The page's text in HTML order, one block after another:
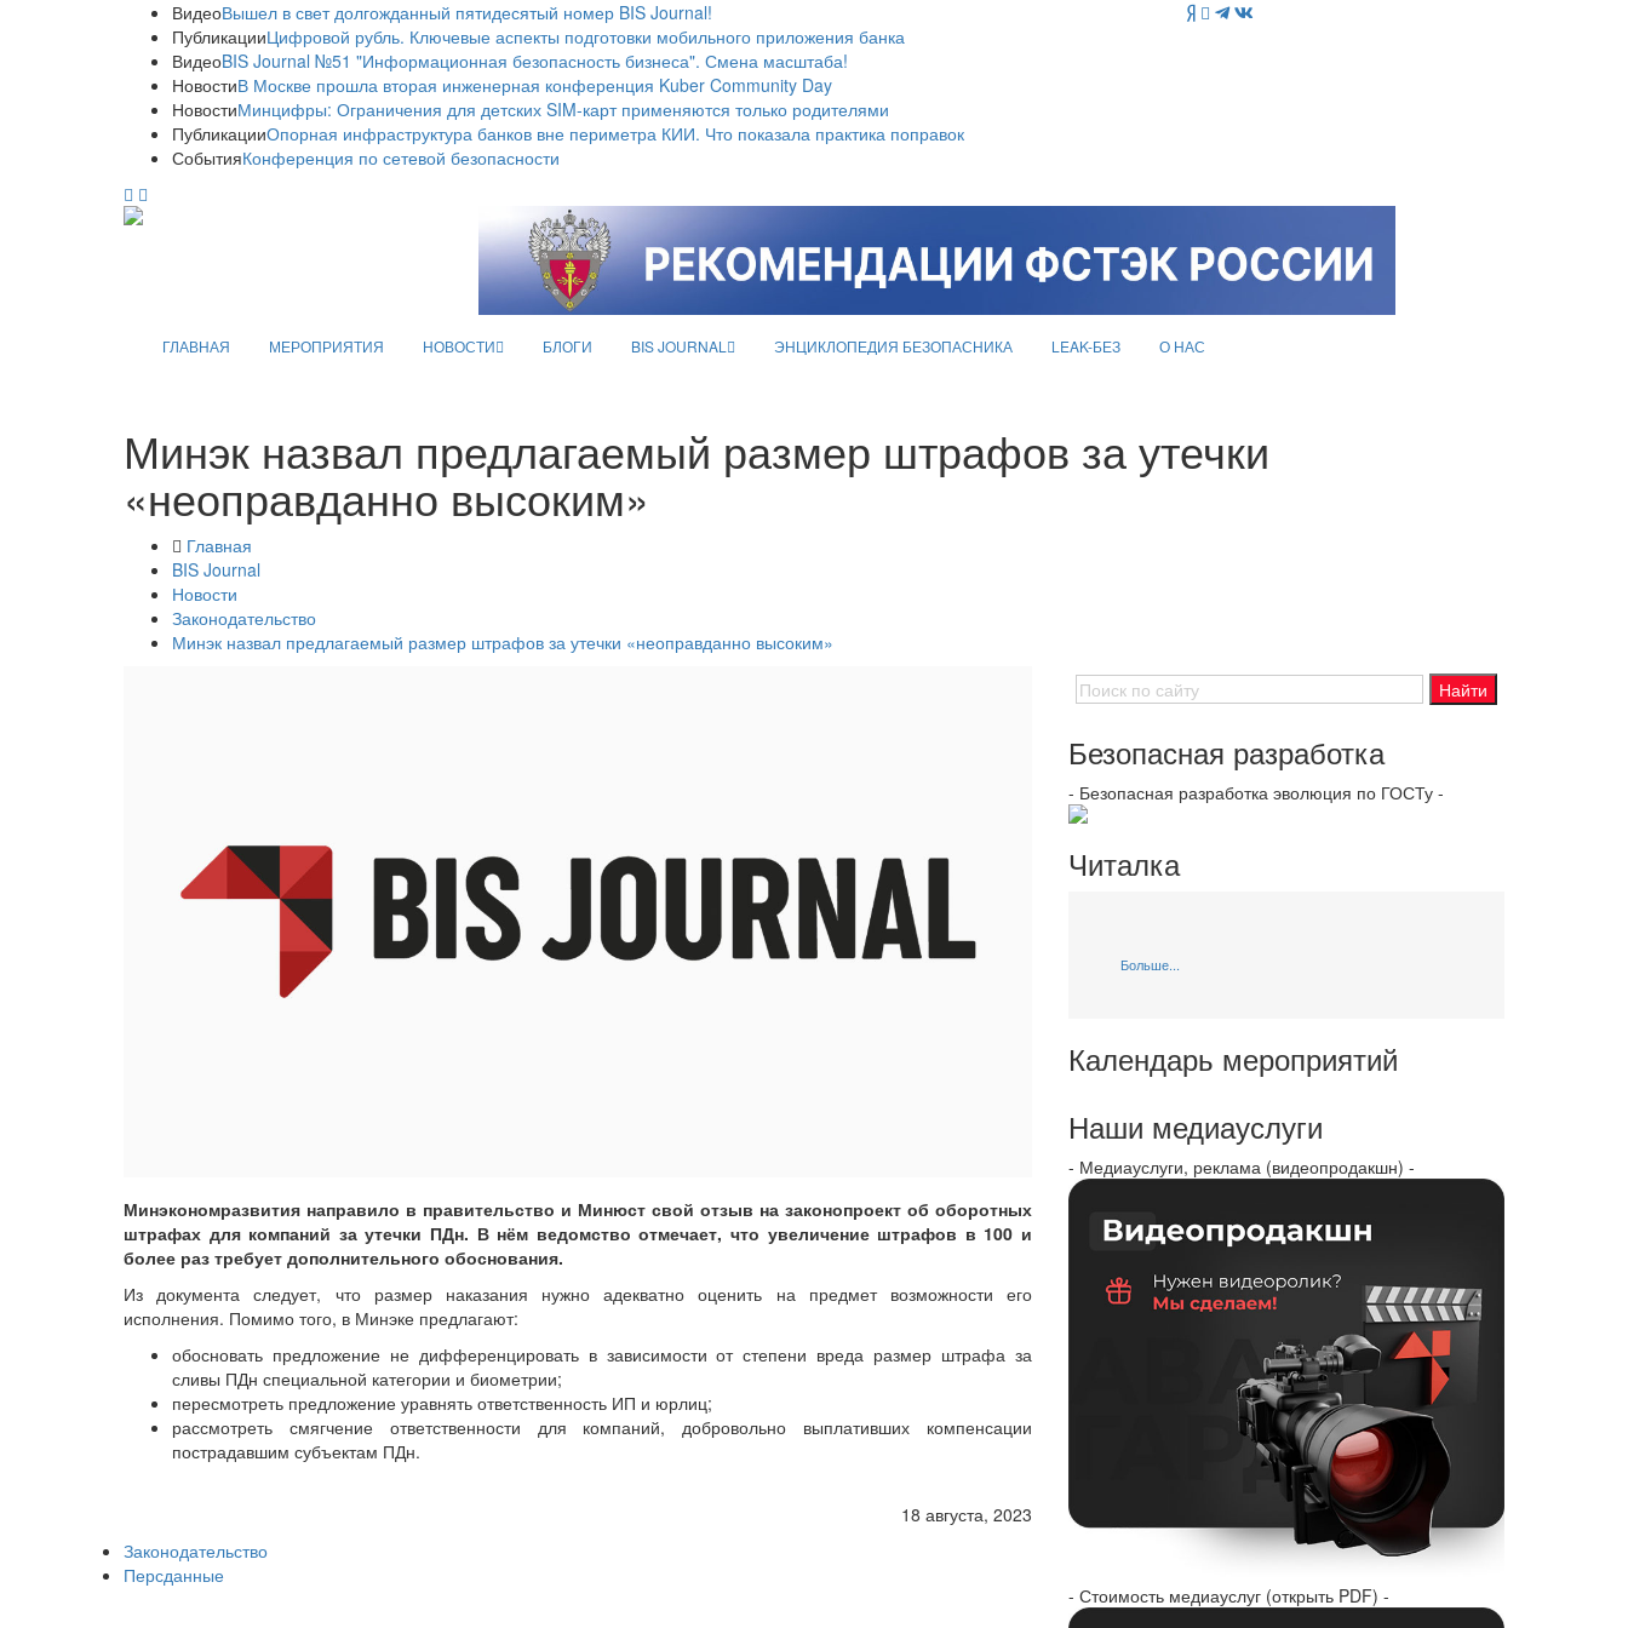
ВидеоВышел в свет долгожданный пятидесятый номер BIS Journal!
ПубликацииЦифровой рубль. Ключевые аспекты подготовки мобильного приложения банка
ВидеоBIS Journal №51 "Информационная безопасность бизнеса". Смена масштаба!
НовостиВ Москве прошла вторая инженерная конференция Kuber Community Day
НовостиМинцифры: Ограничения для детских SIM-карт применяются только родителями
ПубликацииОпорная инфраструктура банков вне периметра КИИ. Что показала практика поправок
СобытияКонференция по сетевой безопасности
ГЛАВНАЯ МЕРОПРИЯТИЯ НОВОСТИ БЛОГИ BIS JOURNAL ЭНЦИКЛОПЕДИЯ БЕЗОПАСНИКА LEAK-БЕЗ О НАС
Минэк назвал предлагаемый размер штрафов за утечки
«неоправданно высоким»
Главная
BIS Journal
Новости
Законодательство
Минэк назвал предлагаемый размер штрафов за утечки «неоправданно высоким»
Минэкономразвития направило в правительство и Минюст свой отзыв на законопроект об оборотных
штрафах для компаний за утечки ПДн. В нём ведомство отмечает, что увеличение штрафов в 100 и
более раз требует дополнительного обоснования.
Из документа следует, что размер наказания нужно адекватно оценить на предмет возможности его
исполнения. Помимо того, в Минэке предлагают:
обосновать предложение не дифференцировать в зависимости от степени вреда размер штрафа за
сливы ПДн специальной категории и биометрии;
пересмотреть предложение уравнять ответственность ИП и юрлиц;
рассмотреть смягчение ответственности для компаний, добровольно выплативших компенсации
пострадавшим субъектам ПДн.
18 августа, 2023
Законодательство
Персданные
Безопасная разработка
- Безопасная разработка эволюция по ГОСТу -
Читалка
Больше...
Календарь мероприятий
Наши медиауслуги
- Медиауслуги, реклама (видеопродакшн) -
- Стоимость медиауслуг (открыть PDF) -